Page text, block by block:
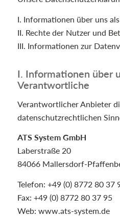
I. Informationen über uns
II. Rechte der Nutzer und
III. Informationen zur
I. Informationen über
Verantwortliche
Verantwortlicher Anbieter
datenschutzrechtlichen
ATS System GmbH
Laberstraße 20
84066 Mallersdorf-
Telefon: +49 (0) 8772 80 37
Fax: +49 (0) 8772 80 37 95
Web: www.ats-system.de